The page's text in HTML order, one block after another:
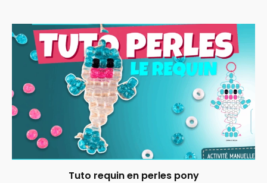
Tuto requin en perles pony